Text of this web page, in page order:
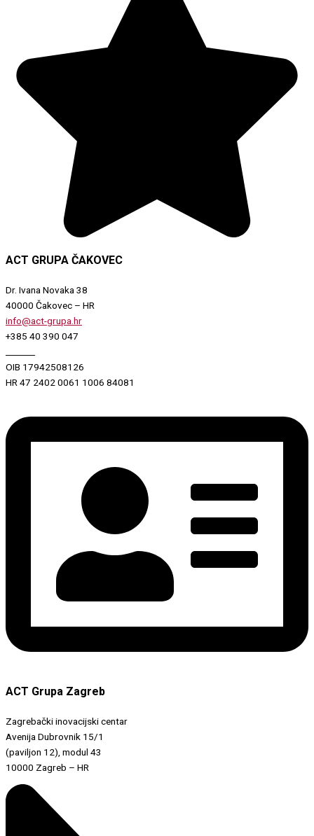
ACT GRUPA ČAKOVEC
Dr. Ivana Novaka 38
40000 Čakovec – HR
info@act-grupa.hr
+385 40 390 047
OIB 17942508126
HR 47 2402 0061 1006 84081
ACT Grupa Zagreb
Zagrebački inovacijski centar
Avenija Dubrovnik 15/1
(paviljon 12), modul 43
10000 Zagreb – HR